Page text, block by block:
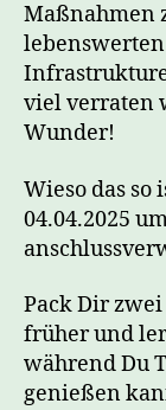
Maßnahmen
viel verraten
Wunder!
Wieso das so
04.04.2025
Pack Dir
früher und
während Du
genießen